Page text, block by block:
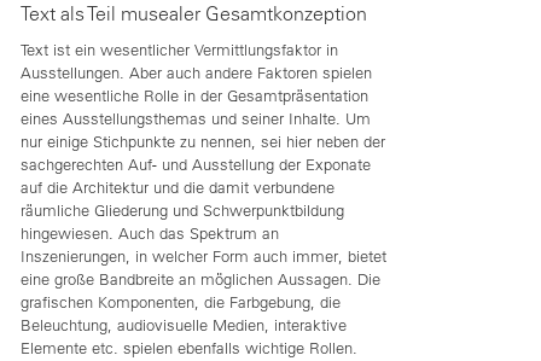
Text als Teil musealer Gesamtkonzeption
Text ist ein wesentlicher Vermittlungsfaktor in
Ausstellungen. Aber auch andere Faktoren spielen
eine wesentliche Rolle in der Gesamtpräsentation
eines Ausstellungsthemas und seiner Inhalte. Um
nur einige Stichpunkte zu nennen, sei hier neben der
sachgerechten Auf- und Ausstellung der Exponate
auf die Architektur und die damit verbundene
räumliche Gliederung und Schwerpunktbildung
hingewiesen. Auch das Spektrum an
Inszenierungen, in welcher Form auch immer, bietet
eine große Bandbreite an möglichen Aussagen. Die
grafischen Komponenten, die Farbgebung, die
Beleuchtung, audiovisuelle Medien, interaktive
Elemente etc. spielen ebenfalls wichtige Rollen.